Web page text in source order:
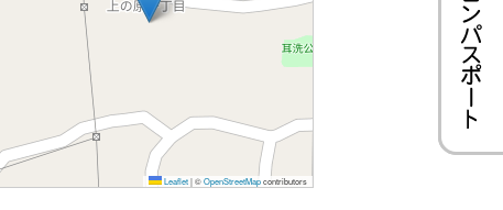
Leaflet|©OpenStreetMapcontributors